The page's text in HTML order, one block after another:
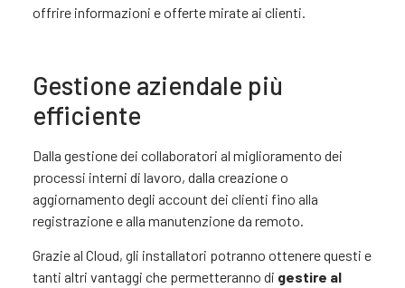
offrire informazioni e offerte mirate ai clienti.
Gestione aziendale più
efficiente
Dalla gestione dei collaboratori al miglioramento dei
processi interni di lavoro, dalla creazione o
aggiornamento degli account dei clienti fino alla
registrazione e alla manutenzione da remoto.
Grazie al Cloud, gli installatori potranno ottenere questi e
tanti altri vantaggi che permetteranno di gestire al